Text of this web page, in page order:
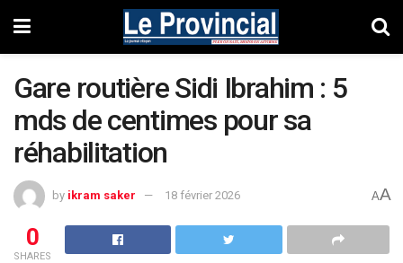
Gare routière Sidi Ibrahim : 5
mds de centimes pour sa
réhabilitation
by ikram saker 18 février 2026 AA
0
SHARES